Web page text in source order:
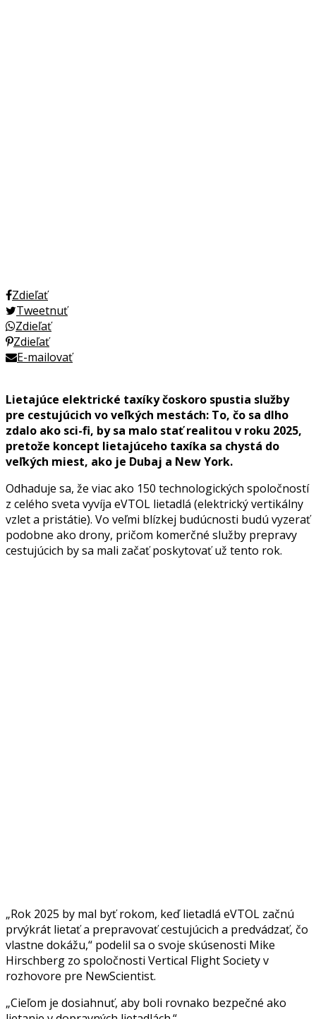
Zdieľať
Tweetnuť
Zdieľať
Zdieľať
E-mailovať
Lietajúce elektrické taxíky čoskoro spustia služby
pre cestujúcich vo veľkých mestách: To, čo sa dlho
zdalo ako sci-fi, by sa malo stať realitou v roku 2025,
pretože koncept lietajúceho taxíka sa chystá do
veľkých miest, ako je Dubaj a New York.
Odhaduje sa, že viac ako 150 technologických spoločností
z celého sveta vyvíja eVTOL lietadlá (elektrický vertikálny
vzlet a pristátie). Vo veľmi blízkej budúcnosti budú vyzerať
podobne ako drony, pričom komerčné služby prepravy
cestujúcich by sa mali začať poskytovať už tento rok.
„Rok 2025 by mal byť rokom, keď lietadlá eVTOL začnú
prvýkrát lietať a prepravovať cestujúcich a predvádzať, čo
vlastne dokážu,“ podelil sa o svoje skúsenosti Mike
Hirschberg zo spoločnosti Vertical Flight Society v
rozhovore pre NewScientist.
„Cieľom je dosiahnuť, aby boli rovnako bezpečné ako